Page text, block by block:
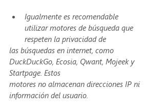
Igualmente es recomendable
utilizar motores de búsqueda que
respeten la privacidad de
las búsquedas en internet, como
DuckDuckGo, Ecosia, Qwant, Mojeek y
Startpage. Estos
motores no almacenan direcciones IP ni
información del usuario.